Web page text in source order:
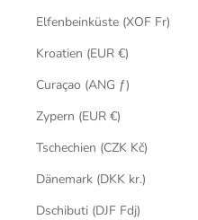
Elfenbeinküste (XOF Fr)
Kroatien (EUR €)
Curaçao (ANG ƒ)
Zypern (EUR €)
Tschechien (CZK Kč)
Dänemark (DKK kr.)
Dschibuti (DJF Fdj)